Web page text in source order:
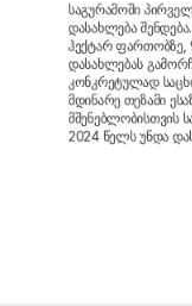
საგურამოში
დასახლება
ჰექტარ ფართობზე,
დასახლებას
კონკრეტულად
მდინარე თეზამი
მშენებლობისთვის
2024 წელს უნდა